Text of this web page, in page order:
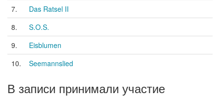
7.
Das Ratsel II
8.
S.O.S.
9.
Eisblumen
10.
Seemannslied
В записи принимали участие